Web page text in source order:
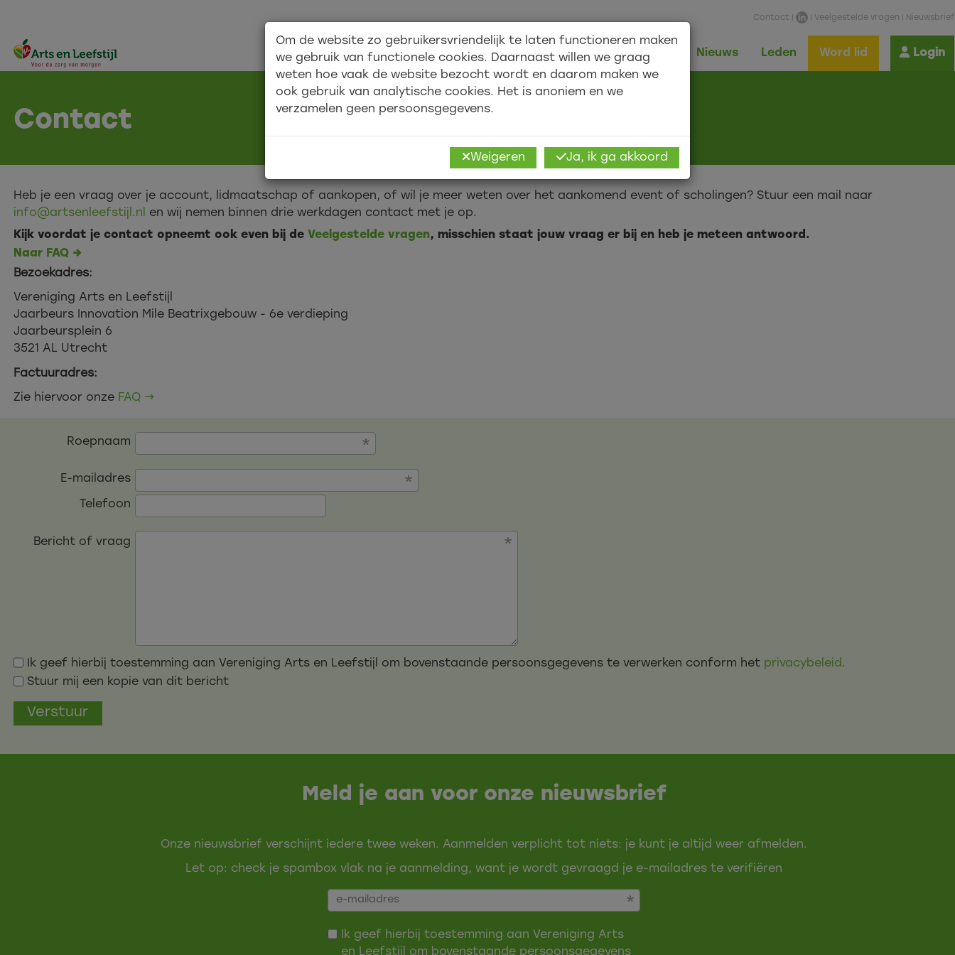
Contact | Veelgestelde vragen Nieuwsbrief
Over ons Academy Shop Nieuws Leden Word lid Login
Contact
Heb je een vraag over je account, lidmaatschap of aankopen, of wil je meer weten over het aankomend event of scholingen? Stuur een mail naar
info@artsenleefstijl.nl
en wij nemen binnen drie werkdagen contact met je op.
Kijk voordat je contact opneemt ook even bij de Veelgestelde vragen, misschien staat jouw vraag er bij en heb je meteen antwoord.
Naar FAQ →
Bezoekadres:
Vereniging Arts en Leefstijl
Jaarbeurs Innovation Mile Beatrixgebouw - 6e verdieping
Jaarbeursplein 6
3521 AL Utrecht
Factuuradres:
Zie hiervoor onze FAQ →
Roepnaam
E-mailadres
Telefoon
Bericht of vraag
Ik geef hierbij toestemming aan Vereniging Arts en Leefstijl om bovenstaande persoonsgegevens te verwerken conform het privacybeleid.
Stuur mij een kopie van dit bericht
Verstuur
Meld je aan voor onze nieuwsbrief
Onze nieuwsbrief verschijnt iedere twee weken. Aanmelden verplicht tot niets: je kunt je altijd weer afmelden.
Let op: check je spambox vlak na je aanmelding, want je wordt gevraagd je e-mailadres te verifiëren
Ik geef hierbij toestemming aan Vereniging Arts
en Leefstijl om bovenstaande persoonsgegevens
Om de website zo gebruikersvriendelijk te laten functioneren maken
we gebruik van functionele cookies. Daarnaast willen we graag
weten hoe vaak de website bezocht wordt en daarom maken we
ook gebruik van analytische cookies. Het is anoniem en we
verzamelen geen persoonsgegevens.
Weigeren Ja, ik ga akkoord